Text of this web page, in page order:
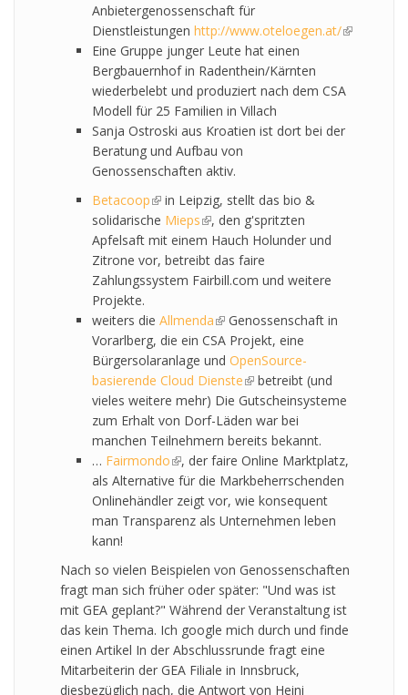
Anbietergenossenschaft für
Dienstleistungen http://www.oteloegen.at/(link is
Eine Gruppe junger Leute hat einen
Bergbauernhof in Radenthein/Kärnten
wiederbelebt und produziert nach dem CSA
Modell für 25 Familien in Villach
Sanja Ostroski aus Kroatien ist dort bei der
Beratung und Aufbau von
Genossenschaften aktiv.
Betacoop(link is external)
in Leipzig, stellt das bio &
solidarische Mieps(link is external)
, den g'spritzten
Apfelsaft mit einem Hauch Holunder und
Zitrone vor, betreibt das faire
Zahlungssystem Fairbill.com und weitere
Projekte.
weiters die Allmenda(link is external)
Genossenschaft in
Vorarlberg, die ein CSA Projekt, eine
Bürgersolaranlage und OpenSource-
basierende Cloud Dienste(link is external)
betreibt (und
vieles weitere mehr) Die Gutscheinsysteme
zum Erhalt von Dorf-Läden war bei
manchen Teilnehmern bereits bekannt.
… Fairmondo(link is external)
, der faire Online Marktplatz,
als Alternative für die Markbeherrschenden
Onlinehändler zeigt vor, wie konsequent
man Transparenz als Unternehmen leben
kann!
Nach so vielen Beispielen von Genossenschaften
fragt man sich früher oder später: "Und was ist
mit GEA geplant?" Während der Veranstaltung ist
das kein Thema. Ich google mich durch und finde
einen Artikel In der Abschlussrunde fragt eine
Mitarbeiterin der GEA Filiale in Innsbruck,
diesbezüglich nach, die Antwort von Heini